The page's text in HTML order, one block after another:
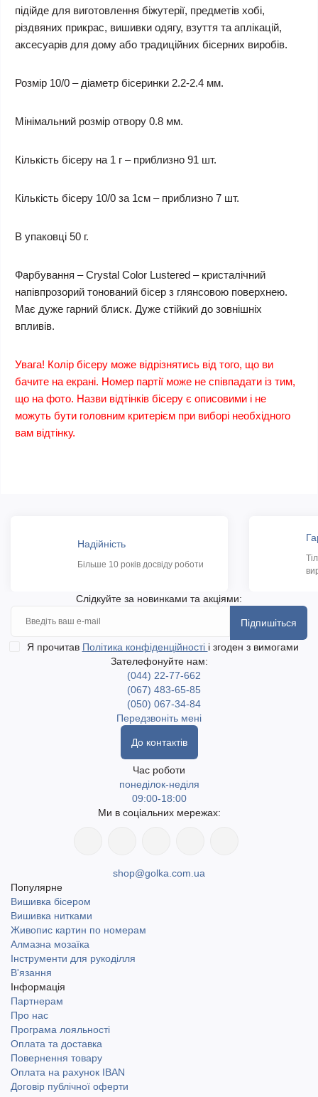
підійде для виготовлення біжутерії, предметів хобі,
різдвяних прикрас, вишивки одягу, взуття та аплікацій,
аксесуарів для дому або традиційних бісерних виробів.
Розмір 10/0 – діаметр бісеринки 2.2-2.4 мм.
Мінімальний розмір отвору 0.8 мм.
Кількість бісеру на 1 г – приблизно 91 шт.
Кількість бісеру 10/0 за 1см – приблизно 7 шт.
В упаковці 50 г.
Фарбування – Crystal Color Lustered – кристалічний
напівпрозорий тонований бісер з глянсовою поверхнею.
Має дуже гарний блиск. Дуже стійкий до зовнішніх
впливів.
Увага! Колір бісеру може відрізнятись від того, що ви
бачите на екрані. Номер партії може не співпадати із тим,
що на фото. Назви відтінків бісеру є описовими і не
можуть бути головним критерієм при виборі необхідного
вам відтінку.
Надійність
Більше 10 років досвіду роботи
Слідкуйте за новинками та акціями:
Підпишіться
Я прочитав Політика конфіденційності і згоден з вимогами
Зателефонуйте нам:
(044) 22-77-662
(067) 483-65-85
(050) 067-34-84
Передзвоніть мені
До контактів
Час роботи
понеділок-неділя
09:00-18:00
Ми в соціальних мережах:
shop@golka.com.ua
Популярне
Вишивка бісером
Вишивка нитками
Живопис картин по номерам
Алмазна мозаїка
Інструменти для рукоділля
В'язання
Інформація
Партнерам
Про нас
Програма лояльності
Оплата та доставка
Повернення товару
Оплата на рахунок IBAN
Договір публічної оферти